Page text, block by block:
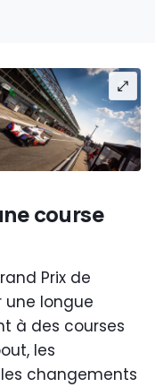
course
Prix de
une longue
à des courses
les
changements